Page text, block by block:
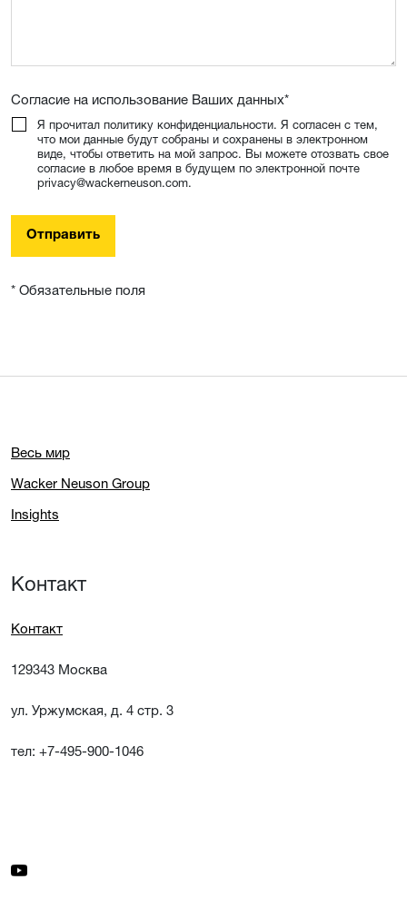
Согласие на использование Ваших данных*
Я прочитал политику конфиденциальности. Я согласен с тем,
что мои данные будут собраны и сохранены в электронном
виде, чтобы ответить на мой запрос. Вы можете отозвать свое
согласие в любое время в будущем по электронной почте
privacy@wackerneuson.com.
Отправить
* Обязательные поля
Весь мир
Wacker Neuson Group
Insights
Контакт
Контакт
129343 Москва
ул. Уржумская, д. 4 стр. 3
тел: +7-495-900-1046